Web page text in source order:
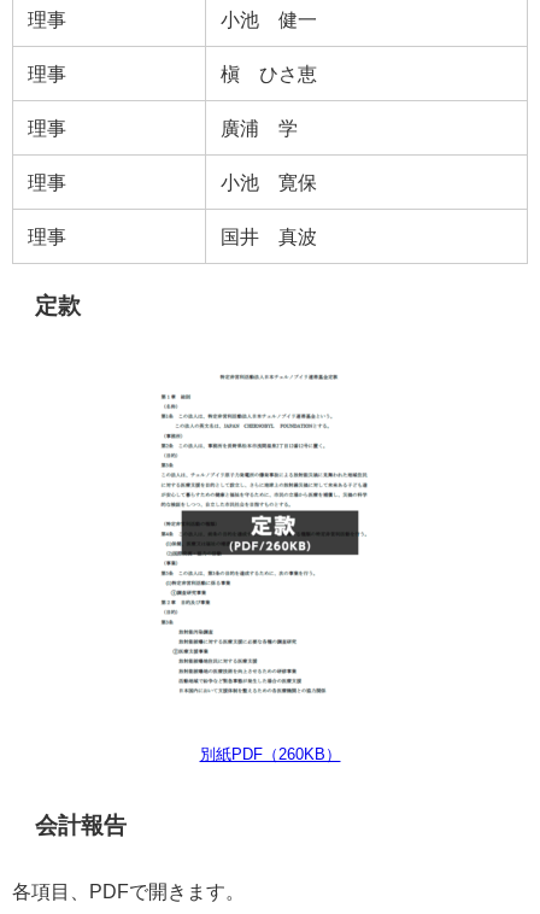
理事 小池 健一
理事 槇 ひさ恵
理事 廣浦 学
理事 小池 寛保
理事 国井 真波
定款
別紙PDF（260KB）
会計報告
各項目、PDFで開きます。